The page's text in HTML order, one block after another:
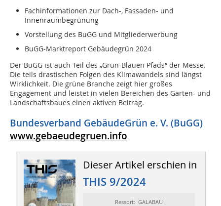
Fachinformationen zur Dach-, Fassaden- und
Innenraumbegrünung
Vorstellung des BuGG und Mitgliederwerbung
BuGG-Marktreport Gebäudegrün 2024
Der BuGG ist auch Teil des „Grün-Blauen Pfads“ der Messe.
Die teils drastischen Folgen des Klimawandels sind längst
Wirklichkeit. Die grüne Branche zeigt hier großes
Engagement und leistet in vielen Bereichen des Garten- und
Landschaftsbaues einen aktiven Beitrag.
Bundesverband GebäudeGrün e. V. (BuGG)
www.gebaeudegruen.info
Dieser Artikel erschien in
THIS 9/2024
Ressort: GALABAU